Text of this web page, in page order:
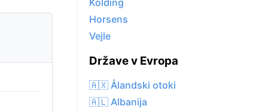
Kolding
Horsens
Vejle
Države v Evropa
🇦🇽 Ålandski otoki
🇦🇱 Albanija